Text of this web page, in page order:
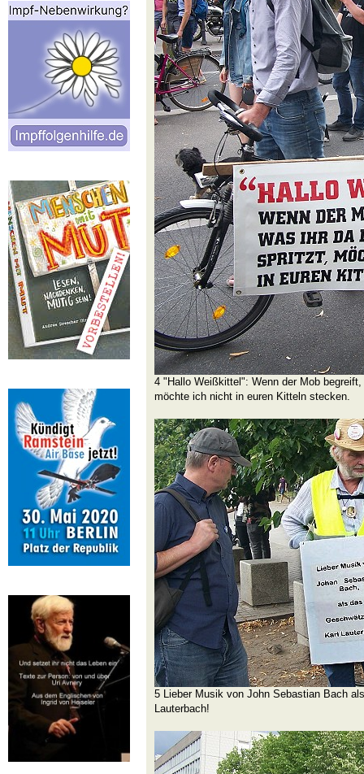
4 "Hallo Weißkittel": Wenn der Mob
möchte ich nicht in euren Kitteln stecken.
5 Lieber Musik von John Sebastian Bach
Lauterbach!